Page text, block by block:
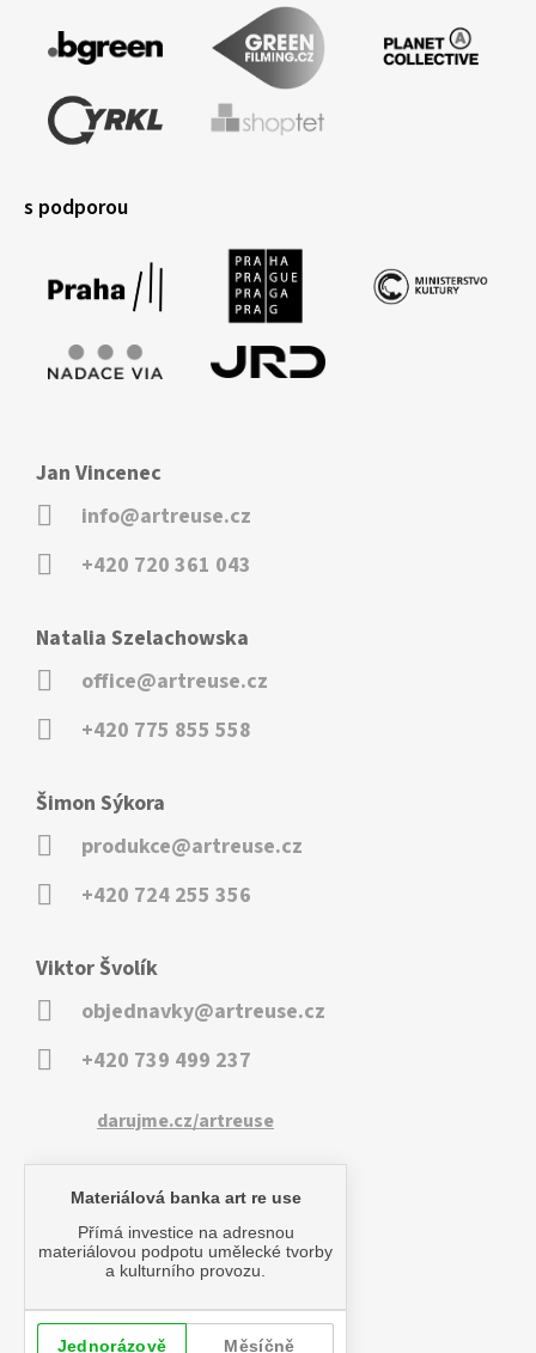
s podporou
Jan Vincenec
info@artreuse.cz
+420 720 361 043
Natalia Szelachowska
office@artreuse.cz
+420 775 855 558
Šimon Sýkora
produkce@artreuse.cz
+420 724 255 356
Viktor Švolík
objednavky@artreuse.cz
+420 739 499 237
darujme.cz/artreuse